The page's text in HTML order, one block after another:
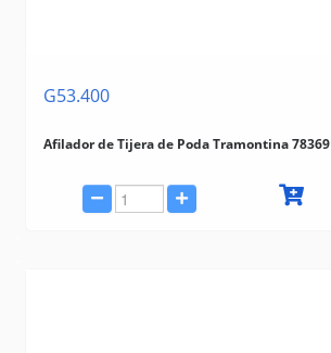
G53.400
Afilador de Tijera de Poda Tramontina 78369